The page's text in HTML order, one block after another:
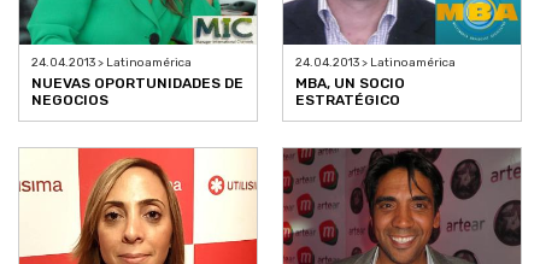
24.04.2013 > Latinoamérica
NUEVAS OPORTUNIDADES DE
NEGOCIOS
24.04.2013 > Latinoamérica
MBA, UN SOCIO
ESTRATÉGICO